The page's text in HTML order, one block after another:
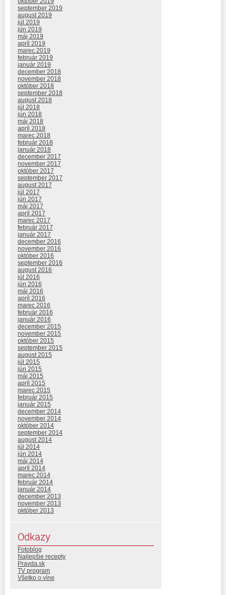
september 2019
august 2019
júl 2019
jún 2019
máj 2019
apríl 2019
marec 2019
február 2019
január 2019
december 2018
november 2018
október 2018
september 2018
august 2018
júl 2018
jún 2018
máj 2018
apríl 2018
marec 2018
február 2018
január 2018
december 2017
november 2017
október 2017
september 2017
august 2017
júl 2017
jún 2017
máj 2017
apríl 2017
marec 2017
február 2017
január 2017
december 2016
november 2016
október 2016
september 2016
august 2016
júl 2016
jún 2016
máj 2016
apríl 2016
marec 2016
február 2016
január 2016
december 2015
november 2015
október 2015
september 2015
august 2015
júl 2015
jún 2015
máj 2015
apríl 2015
marec 2015
február 2015
január 2015
december 2014
november 2014
október 2014
september 2014
august 2014
júl 2014
jún 2014
máj 2014
apríl 2014
marec 2014
február 2014
január 2014
december 2013
november 2013
október 2013
Odkazy
Fotoblog
Najlepšie recepty
Pravda.sk
TV program
Všetko o víne